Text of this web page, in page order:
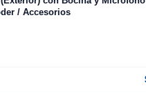
/ Accesorios